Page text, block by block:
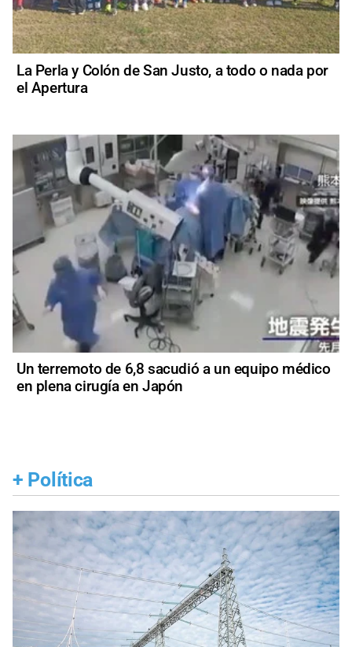
La Perla y Colón de San Justo, a todo o nada por
el Apertura
Un terremoto de 6,8 sacudió a un equipo médico
en plena cirugía en Japón
+ Política